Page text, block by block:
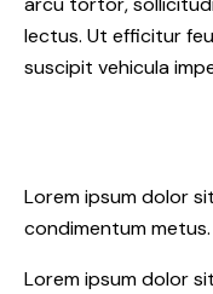
lectus. Ut efficitur
suscipit vehicula
Lorem ipsum dolor
condimentum
Lorem ipsum dolor